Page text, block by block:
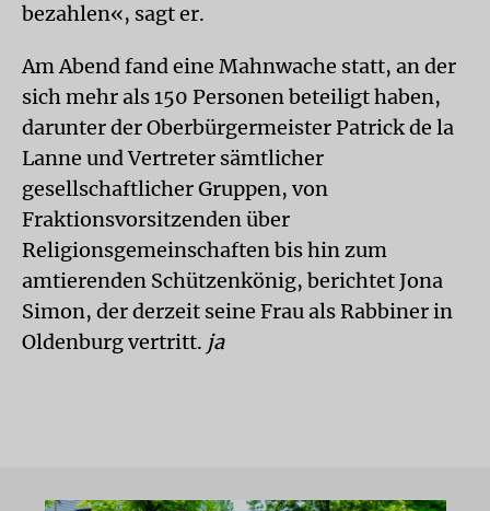
bezahlen«, sagt er.
Am Abend fand eine Mahnwache statt, an der
sich mehr als 150 Personen beteiligt haben,
darunter der Oberbürgermeister Patrick de la
Lanne und Vertreter sämtlicher
gesellschaftlicher Gruppen, von
Fraktionsvorsitzenden über
Religionsgemeinschaften bis hin zum
amtierenden Schützenkönig, berichtet Jona
Simon, der derzeit seine Frau als Rabbiner in
Oldenburg vertritt. ja